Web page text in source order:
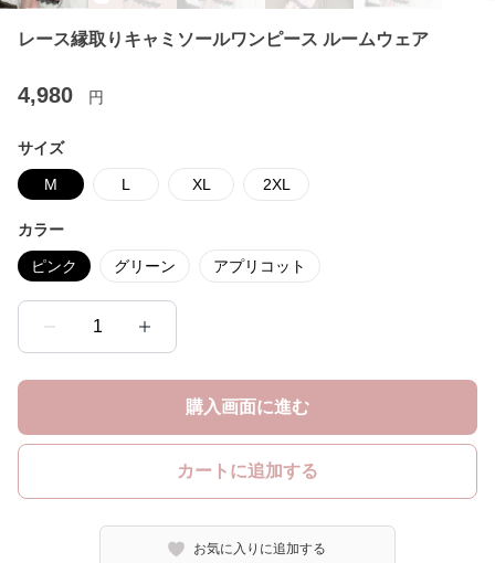
レース縁取りキャミソールワンピース ルームウェア
4,980 円
サイズ
M L XL 2XL
カラー
ピンク グリーン アプリコット
1
購入画面に進む
カートに追加する
お気に入りに追加する